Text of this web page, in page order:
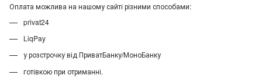
Оплата можлива на нашому сайті різними способами:
privat24
LiqPay
у розстрочку від ПриватБанку/МоноБанку
готівкою при отриманні.